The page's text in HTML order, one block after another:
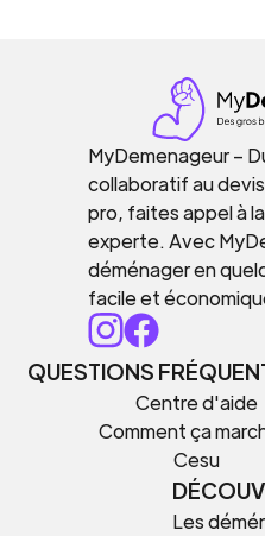
MyDemenageur –
collaboratif au
pro, faites appel à
experte. Avec
déménager en
facile et
QUESTIONS
Centre d'aide
Comment ça
Cesu
Les